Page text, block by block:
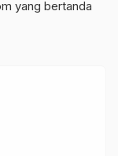
yang bertanda